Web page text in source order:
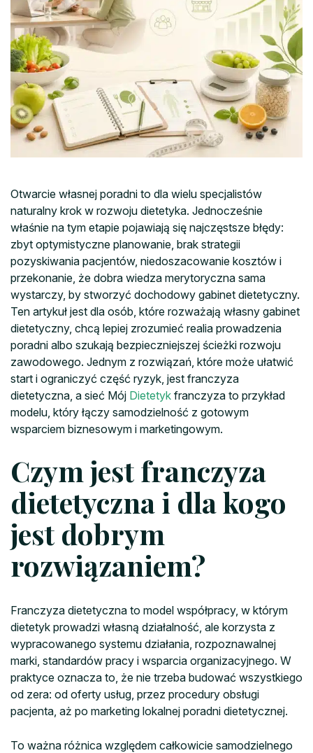
Otwarcie własnej poradni to dla wielu specjalistów
naturalny krok w rozwoju dietetyka. Jednocześnie
właśnie na tym etapie pojawiają się najczęstsze błędy:
zbyt optymistyczne planowanie, brak strategii
pozyskiwania pacjentów, niedoszacowanie kosztów i
przekonanie, że dobra wiedza merytoryczna sama
wystarczy, by stworzyć dochodowy gabinet dietetyczny.
Ten artykuł jest dla osób, które rozważają własny gabinet
dietetyczny, chcą lepiej zrozumieć realia prowadzenia
poradni albo szukają bezpieczniejszej ścieżki rozwoju
zawodowego. Jednym z rozwiązań, które może ułatwić
start i ograniczyć część ryzyk, jest franczyza
dietetyczna, a sieć Mój Dietetyk franczyza to przykład
modelu, który łączy samodzielność z gotowym
wsparciem biznesowym i marketingowym.
Czym jest franczyza
dietetyczna i dla kogo
jest dobrym
rozwiązaniem?
Franczyza dietetyczna to model współpracy, w którym
dietetyk prowadzi własną działalność, ale korzysta z
wypracowanego systemu działania, rozpoznawalnej
marki, standardów pracy i wsparcia organizacyjnego. W
praktyce oznacza to, że nie trzeba budować wszystkiego
od zera: od oferty usług, przez procedury obsługi
pacjenta, aż po marketing lokalnej poradni dietetycznej.
To ważna różnica względem całkowicie samodzielnego